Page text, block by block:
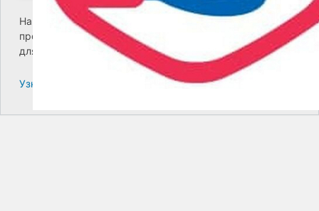
На сайте возникла критическая ошибка. Пожалуйста,
проверьте входящие сообщения почты администратора
для дальнейших инструкций.
Узнайте больше про решение проблем с WordPress.